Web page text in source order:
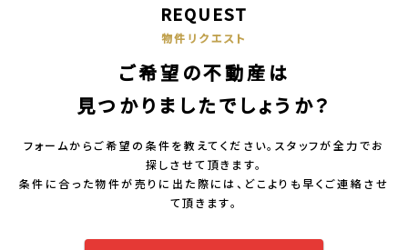
REQUEST
物件リクエスト
ご希望の不動産は
見つかりましたでしょうか？
フォームからご希望の条件を教えてください。スタッフが全力でお
探しさせて頂きます。
条件に合った物件が売りに出た際には、どこよりも早くご連絡させ
て頂きます。